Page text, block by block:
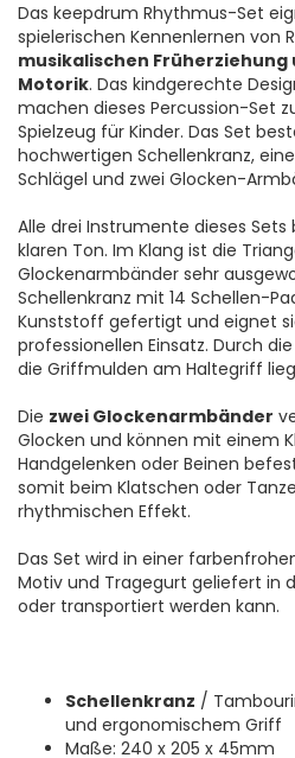
Das keepdrum Rhythmus-Set
spielerischen Kennenlernen von
musikalischen Früherziehung
Motorik. Das kindgerechte
machen dieses Percussion-Set
Spielzeug für Kinder. Das Set
hochwertigen Schellenkranz,
Schlägel und zwei Glocken-
Alle drei Instrumente dieses
klaren Ton. Im Klang ist die
Glockenarmbänder sehr
Schellenkranz mit 14 Schellen-
Kunststoff gefertigt und eignet
professionellen Einsatz. Durch
die Griffmulden am Haltegriff
Die zwei Glockenarmbänder
Glocken und können mit einem
Handgelenken oder Beinen
somit beim Klatschen oder
rhythmischen Effekt.
Das Set wird in einer
Motiv und Tragegurt geliefert in
oder transportiert werden kann.
Schellenkranz /
und ergonomischem Griff
Maße: 240 x 205 x 45mm